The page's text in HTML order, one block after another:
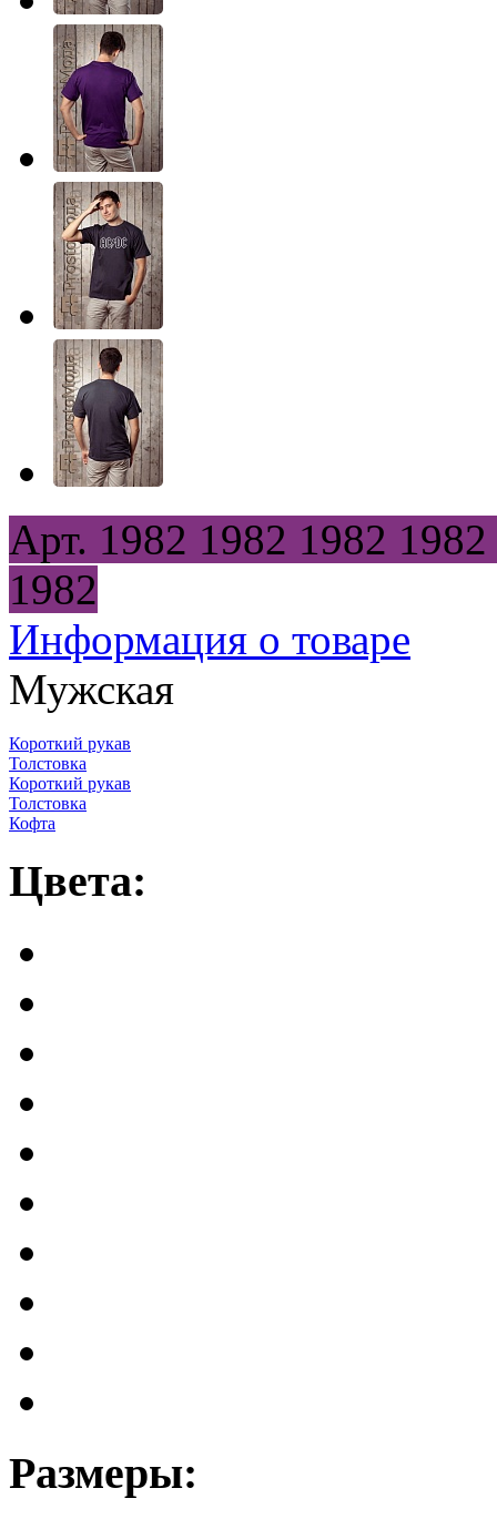
Арт. 1982 1982 1982 1982
1982
Информация о товаре
Мужская
Короткий рукав
Толстовка
Короткий рукав
Толстовка
Кофта
Цвета:
Размеры: